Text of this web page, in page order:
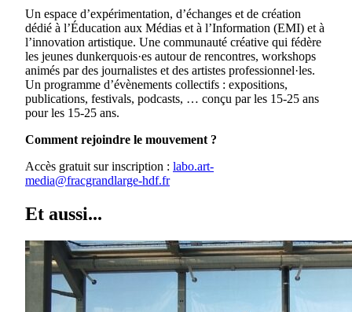
Un espace d’expérimentation, d’échanges et de création
dédié à l’Éducation aux Médias et à l’Information (EMI) et à
l’innovation artistique. Une communauté créative qui fédère
les jeunes dunkerquois·es autour de rencontres, workshops
animés par des journalistes et des artistes professionnel·les.
Un programme d’évènements collectifs : expositions,
publications, festivals, podcasts, … conçu par les 15-25 ans
pour les 15-25 ans.
Comment rejoindre le mouvement ?
Accès gratuit sur inscription : labo.art-
media@fracgrandlarge-hdf.fr
Et aussi...